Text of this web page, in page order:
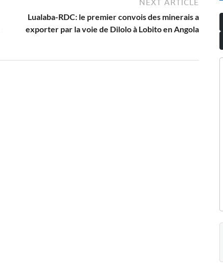
NEXT ARTICLE
Lualaba-RDC: le premier convois des minerais a
exporter par la voie de Dilolo à Lobito en Angola